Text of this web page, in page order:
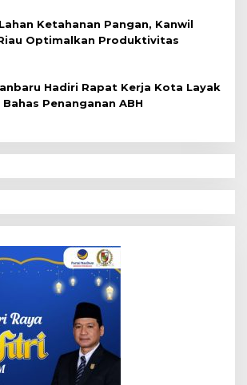
Hadiri Rapat Kerja Kota Layak